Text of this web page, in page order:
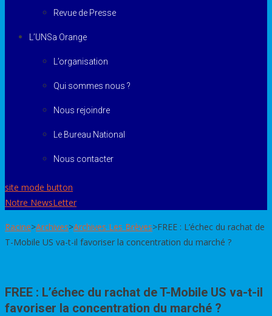
Revue de Presse
L’UNSa Orange
L’organisation
Qui sommes nous ?
Nous rejoindre
Le Bureau National
Nous contacter
site mode button
Notre NewsLetter
Racine>Archives>Archives Les Brèves>FREE : L’échec du rachat de
T-Mobile US va-t-il favoriser la concentration du marché ?
FREE : L’échec du rachat de T-Mobile US va-t-il
favoriser la concentration du marché ?